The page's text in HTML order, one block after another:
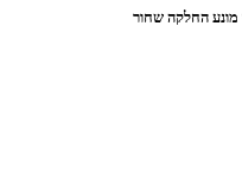
מונע החלקה שחור